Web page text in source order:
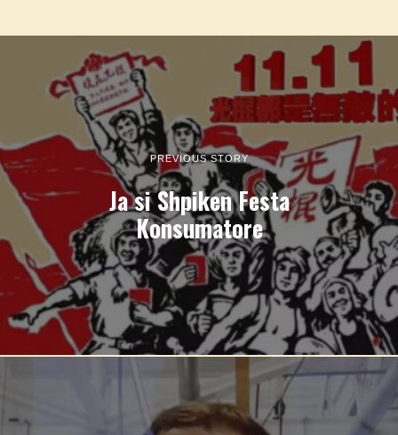
PREVIOUS STORY
Ja si Shpiken Festa
Konsumatore